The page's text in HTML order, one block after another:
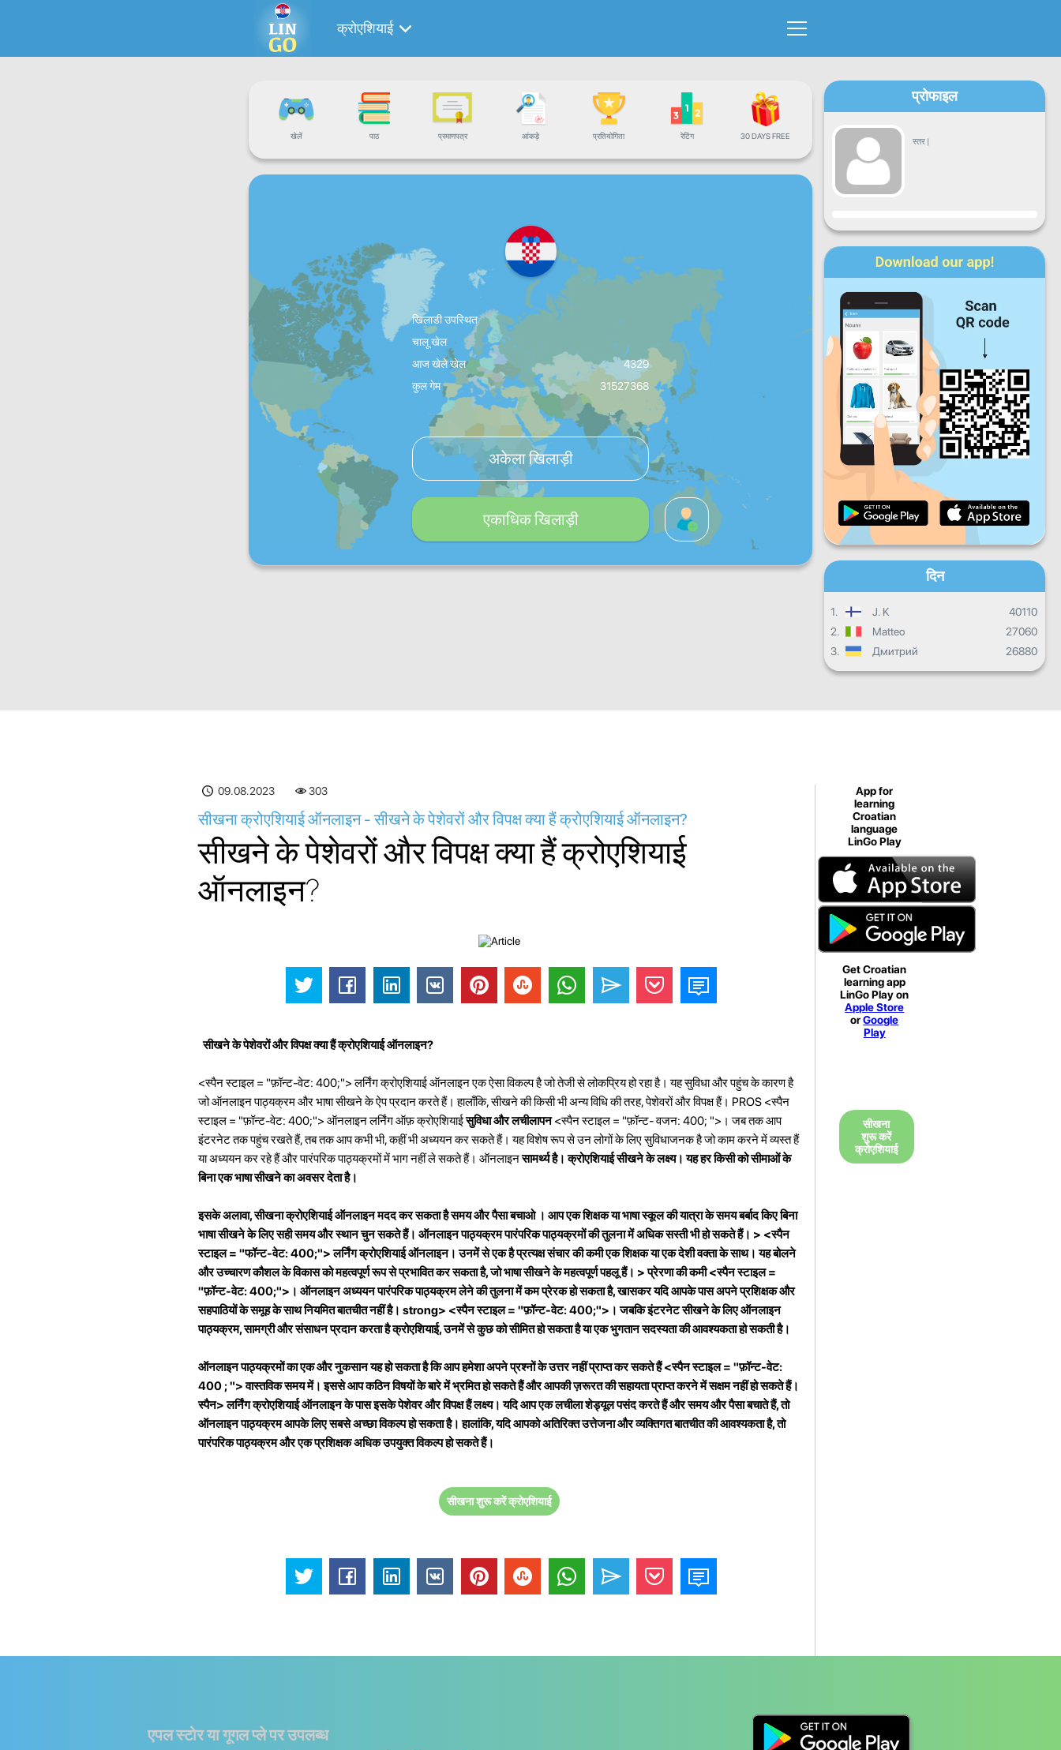
क्रोएशियाई
खेलें पाठ प्रमाणपत्र आंकड़े प्रतियोगिता रेटिंग 30 DAYS FREE
खिलाडी उपस्थित
चालू खेल
आज खेले खेल
4329
कुल गेम
31527368
अकेला खिलाड़ी
एकाधिक खिलाड़ी
प्रोफाइल
स्तर |
प्रगति
सोम बुध वीर
शनि वीर
दैनिक प्रगति
मासिक प्रगति
समग्र प्रगति
दिन
1. J. K
40110
2.
Matteo
27060
3.
Дмитрий 26880
09.08.2023 303
सीखना क्रोएशियाई ऑनलाइन - सीखने के पेशेवरों और विपक्ष क्या हैं क्रोएशियाई ऑनलाइन?
सीखने के पेशेवरों और विपक्ष क्या हैं क्रोएशियाई
ऑनलाइन?
सीखने के पेशेवरों और विपक्ष क्या हैं क्रोएशियाई ऑनलाइन?
<स्पैन स्टाइल = "फ़ॉन्ट-वेट: 400;"> लर्निंग क्रोएशियाई ऑनलाइन एक ऐसा विकल्प है जो तेजी से लोकप्रिय हो रहा है। यह सुविधा और पहुंच के कारण है
जो ऑनलाइन पाठ्यक्रम और भाषा सीखने के ऐप प्रदान करते हैं। हालाँकि, सीखने की किसी भी अन्य विधि की तरह, पेशेवरों और विपक्ष हैं। PROS <स्पैन
स्टाइल = "फ़ॉन्ट-वेट: 400;"> ऑनलाइन लर्निंग ऑफ़ क्रोएशियाईसुविधा और लचीलापन<स्पैन स्टाइल = "फ़ॉन्ट- वजन: 400; ">। जब तक आप
इंटरनेट तक पहुंच रखते हैं, तब तक आप कभी भी, कहीं भी अध्ययन कर सकते हैं। यह विशेष रूप से उन लोगों के लिए सुविधाजनक है जो काम करने में व्यस्त हैं
या अध्ययन कर रहे हैं और पारंपरिक पाठ्यक्रमों में भाग नहीं ले सकते हैं। ऑनलाइनसामर्थ्य है। क्रोएशियाई सीखने के लक्ष्य। यह हर किसी को सीमाओं के
बिना एक भाषा सीखने का अवसर देता है।
इसके अलावा, सीखना क्रोएशियाई ऑनलाइन मदद कर सकता हैसमय और पैसा बचाओ । आप एक शिक्षक या भाषा स्कूल की यात्रा के समय बर्बाद किए बिना
भाषा सीखने के लिए सही समय और स्थान चुन सकते हैं। ऑनलाइन पाठ्यक्रम पारंपरिक पाठ्यक्रमों की तुलना में अधिक सस्ती भी हो सकते हैं। > <स्पैन
स्टाइल = "फॉन्ट-वेट: 400;"> लर्निंग क्रोएशियाई ऑनलाइन। उनमें से एक हैप्रत्यक्ष संचार की कमीएक शिक्षक या एक देशी वक्ता के साथ। यह बोलने
और उच्चारण कौशल के विकास को महत्वपूर्ण रूप से प्रभावित कर सकता है, जो भाषा सीखने के महत्वपूर्ण पहलू हैं। >प्रेरणा की कमी<स्पैन स्टाइल =
"फ़ॉन्ट-वेट: 400;">। ऑनलाइन अध्ययन पारंपरिक पाठ्यक्रम लेने की तुलना में कम प्रेरक हो सकता है, खासकर यदि आपके पास अपने प्रशिक्षक और
सहपाठियों के समूह के साथ नियमित बातचीत नहीं है। strong> <स्पैन स्टाइल = "फ़ॉन्ट-वेट: 400;">। जबकि इंटरनेट सीखने के लिए ऑनलाइन
पाठ्यक्रम, सामग्री और संसाधन प्रदान करता है क्रोएशियाई, उनमें से कुछ को सीमित हो सकता है या एक भुगतान सदस्यता की आवश्यकता हो सकती है।
ऑनलाइन पाठ्यक्रमों का एक और नुकसान यह हो सकता है कि आपहमेशा अपने प्रश्नों के उत्तर नहीं प्राप्त कर सकते हैं<स्पैन स्टाइल = "फ़ॉन्ट-वेट:
400 ; "> वास्तविक समय में। इससे आप कठिन विषयों के बारे में भ्रमित हो सकते हैं और आपकी ज़रूरत की सहायता प्राप्त करने में सक्षम नहीं हो सकते हैं।
स्पैन>लर्निंग क्रोएशियाई ऑनलाइन के पास इसके पेशेवर और विपक्ष हैं लक्ष्य। यदि आप एक लचीला शेड्यूल पसंद करते हैं और समय और पैसा बचाते हैं, तो
ऑनलाइन पाठ्यक्रम आपके लिए सबसे अच्छा विकल्प हो सकता है। हालांकि, यदि आपको अतिरिक्त उत्तेजना और व्यक्तिगत बातचीत की आवश्यकता है, तो
पारंपरिक पाठ्यक्रम और एक प्रशिक्षक अधिक उपयुक्त विकल्प हो सकते हैं।
सीखना शुरू करें क्रोएशियाई
App for
learning
Croatian
language
LinGo Play
Get Croatian
learning app
LinGo Play on
Apple Store
orGoogle
Play
सीखना
शुरू करें
क्रोएशियाई
एपल स्टोर या गूगल प्ले पर उपलब्ध